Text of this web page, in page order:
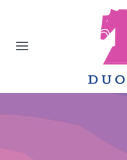
contenido
Toggle
Material de Ajedrez
Libros de Ajedrez